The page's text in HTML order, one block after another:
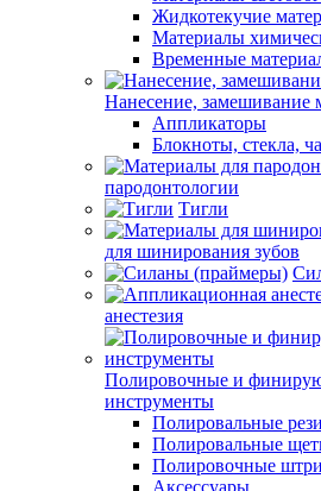
Жидкотекучие
Материалы
Временные
Нанесение, замешивание
Аппликаторы
Блокноты, стекла,
пародонтологии
Тигли
для шинирования зубов
анестезия
Полировочные и
инструменты
Полировальные
Полировальные
Полировочные
Аксессуары